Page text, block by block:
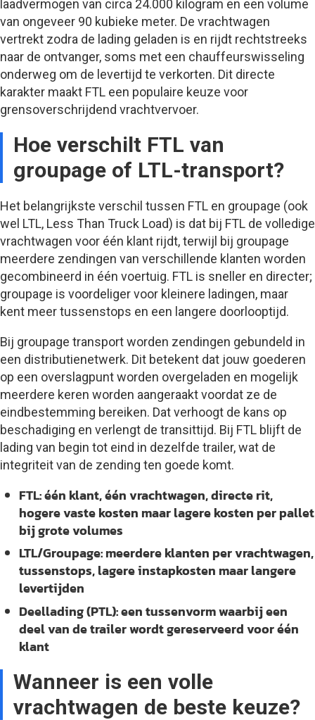
laadvermogen van circa 24.000 kilogram en een volume
van ongeveer 90 kubieke meter. De vrachtwagen
vertrekt zodra de lading geladen is en rijdt rechtstreeks
naar de ontvanger, soms met een chauffeurswisseling
onderweg om de levertijd te verkorten. Dit directe
karakter maakt FTL een populaire keuze voor
grensoverschrijdend vrachtvervoer.
Hoe verschilt FTL van
groupage of LTL-transport?
Het belangrijkste verschil tussen FTL en groupage (ook
wel LTL, Less Than Truck Load) is dat bij FTL de volledige
vrachtwagen voor één klant rijdt, terwijl bij groupage
meerdere zendingen van verschillende klanten worden
gecombineerd in één voertuig. FTL is sneller en directer;
groupage is voordeliger voor kleinere ladingen, maar
kent meer tussenstops en een langere doorlooptijd.
Bij groupage transport worden zendingen gebundeld in
een distributienetwerk. Dit betekent dat jouw goederen
op een overslagpunt worden overgeladen en mogelijk
meerdere keren worden aangeraakt voordat ze de
eindbestemming bereiken. Dat verhoogt de kans op
beschadiging en verlengt de transittijd. Bij FTL blijft de
lading van begin tot eind in dezelfde trailer, wat de
integriteit van de zending ten goede komt.
FTL:één klant, één vrachtwagen, directe rit,
hogere vaste kosten maar lagere kosten per pallet
bij grote volumes
LTL/Groupage:meerdere klanten per vrachtwagen,
tussenstops, lagere instapkosten maar langere
levertijden
Deellading (PTL):een tussenvorm waarbij een
deel van de trailer wordt gereserveerd voor één
klant
Wanneer is een volle
vrachtwagen de beste keuze?